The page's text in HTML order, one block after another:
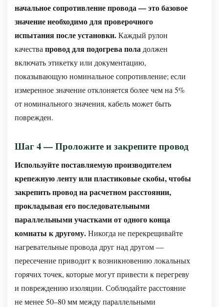
начальное сопротивление провода — это базовое
значение необходимо для проверочного
испытания после установки.Каждый рулон
качества провод для подогрева пола должен
включать этикетку или документацию,
показывающую номинальное сопротивление; если
измеренное значение отклоняется более чем на 5%
от номинального значения, кабель может быть
поврежден.
Шаг 4 — Проложите и закрепите провод
Используйте поставляемую производителем
крепежную ленту или пластиковые скобы, чтобы
закрепить провод на расчетном расстоянии,
прокладывая его последовательными
параллельными участками от одного конца
комнаты к другому.Никогда не перекрещивайте
нагревательные провода друг над другом —
пересечение приводит к возникновению локальных
горячих точек, которые могут привести к перегреву
и повреждению изоляции. Соблюдайте расстояние
не менее 50–80 мм между параллельными